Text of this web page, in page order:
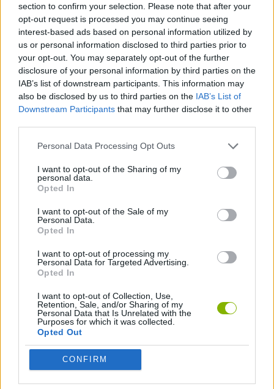
section to confirm your selection. Please note that after your
opt-out request is processed you may continue seeing
interest-based ads based on personal information utilized by
us or personal information disclosed to third parties prior to
your opt-out. You may separately opt-out of the further
disclosure of your personal information by third parties on the
IAB’s list of downstream participants. This information may
also be disclosed by us to third parties on the IAB’s List of
Downstream Participants that may further disclose it to other
Personal Data Processing Opt Outs
I want to opt-out of the Sharing of my
personal data.
Opted In
I want to opt-out of the Sale of my
Personal Data.
Opted In
I want to opt-out of processing my
Personal Data for Targeted Advertising.
Opted In
I want to opt-out of Collection, Use,
Retention, Sale, and/or Sharing of my
Personal Data that Is Unrelated with the
Purposes for which it was collected.
Opted Out
CONFIRM
Quem criou o Capybara Buffet Empire?
A MarketJS desenvolveu este jogo de restaurante e empregado
Etiquetas
JOGOS DE ANIMAIS
JOGOS DE COMIDA
JOGOS DE COMPRAS
JOGOS INFANTIS
JOGOS CELULAR
JOGOS DE RESTAURANTES